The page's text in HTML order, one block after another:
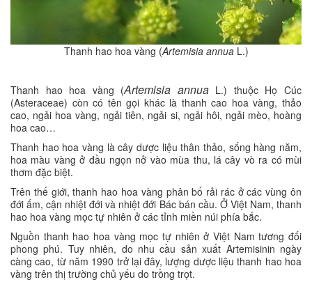
Thanh hao hoa vàng (Artemisia annua L.)
Thanh hao hoa vàng (Artemisia annuaL.) thuộc Họ Cúc
(Asteraceae) còn có tên gọi khác là thanh cao hoa vàng, thảo
cao, ngải hoa vàng, ngải tiên, ngải si, ngải hôi, ngải mèo, hoàng
hoa cao…
Thanh hao hoa vàng là cây dược liệu thân thảo, sống hàng năm,
hoa màu vàng ở đầu ngọn nở vào mùa thu, lá cây vò ra có mùi
thơm đặc biệt.
Trên thế giới, thanh hao hoa vàng phân bố rải rác ở các vùng ôn
đới ấm, cận nhiệt đới và nhiệt đới Bác bán cầu. Ở Việt Nam, thanh
hao hoa vàng mọc tự nhiên ở các tỉnh miền núi phía bắc.
Nguồn thanh hao hoa vàng mọc tự nhiên ở Việt Nam tương đối
phong phú. Tuy nhiên, do nhu cầu sản xuất Artemisinin ngày
càng cao, từ năm 1990 trở lại đây, lượng dược liệu thanh hao hoa
vàng trên thị trường chủ yếu do trồng trọt.